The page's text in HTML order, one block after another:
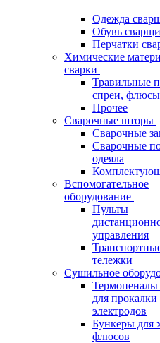
Одежда
Обувь
Перчатки
Химические
сварки
Травильные
спреи, флюсы
Прочее
Сварочные шторы
Сварочные
Сварочные
одеяла
Вспомогательное
оборудование
Пульты
управления
тележки
Сушильное
Термопеналы
для прокалки
электродов
Бункеры для
флюсов